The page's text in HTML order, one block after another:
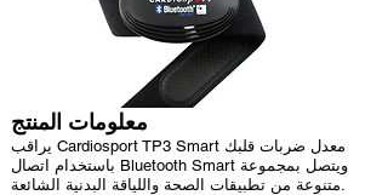
معلومات المنتج
يراقب Cardiosport TP3 Smart معدل ضربات قلبك
باستخدام اتصال Bluetooth Smart ويتصل بمجموعة
متنوعة من تطبيقات الصحة واللياقة البدنية الشائعة.